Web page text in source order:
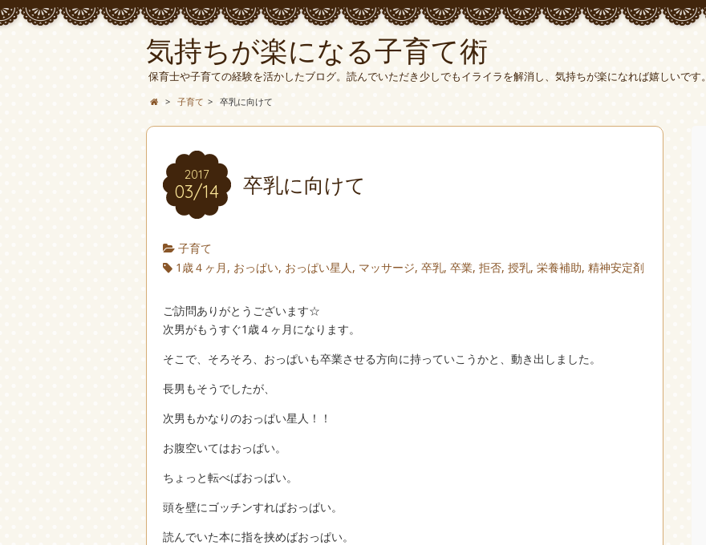
気持ちが楽になる子育て術
保育士や子育ての経験を活かしたブログ。読んでいただき少しでもイライラを解消し、気持ちが楽になれば嬉しいです。
> 子育て > 卒乳に向けて
2017
03/14 卒乳に向けて
子育て
1歳４ヶ月 , おっぱい, おっぱい星人, マッサージ,卒乳,卒業,拒否,授乳,栄養補助,精神安定剤
ご訪問ありがとうございます☆
次男がもうすぐ1歳４ヶ月になります。
そこで、そろそろ、おっぱいも卒業させる方向に持っていこうかと、動き出しました。
長男もそうでしたが、
次男もかなりのおっぱい星人！！
お腹空いてはおっぱい。
ちょっと転べばおっぱい。
頭を壁にゴッチンすればおっぱい。
読んでいた本に指を挟めばおっぱい。